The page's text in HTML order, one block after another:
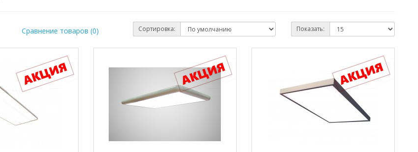
Сравнение товаров (0) Сортировка: Показать: